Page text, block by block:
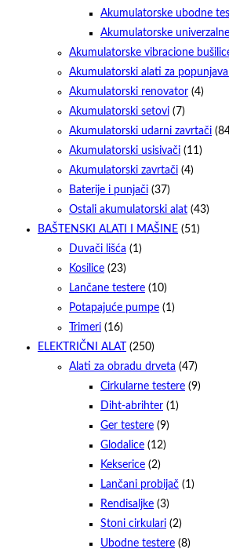
Akumulatorske ubodne
Akumulatorske
Akumulatorske vibracione
Akumulatorski alati za
Akumulatorski renovator (4)
Akumulatorski setovi (7)
Akumulatorski udarni zavrtači
Akumulatorski usisivači (11)
Akumulatorski zavrtači (4)
Baterije i punjači (37)
Ostali akumulatorski alat (43)
BAŠTENSKI ALATI I MAŠINE (51)
Duvači lišća (1)
Kosilice (23)
Lančane testere (10)
Potapajuće pumpe (1)
Trimeri (16)
ELEKTRIČNI ALAT
(250)
Alati za obradu drveta (47)
Cirkularne testere (9)
Diht-abrihter (1)
Ger testere (9)
Glodalice (12)
Kekserice (2)
Lančani probijač (1)
Rendisaljke (3)
Stoni cirkulari (2)
Ubodne testere (8)